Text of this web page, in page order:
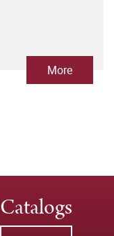
More
Catalogs